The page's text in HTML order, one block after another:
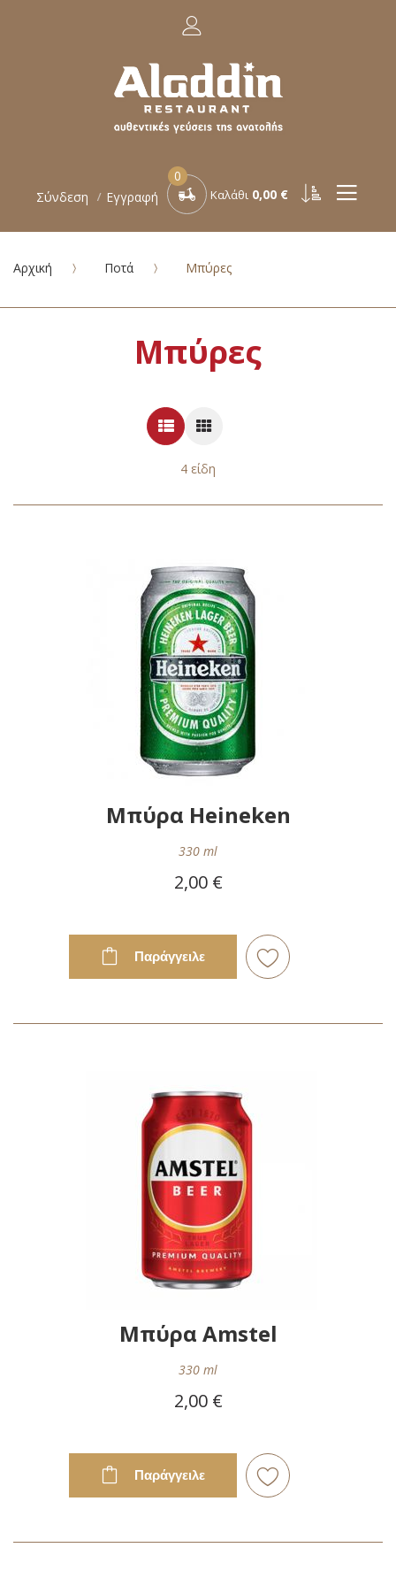
Σύνδεση Εγγραφή
0
Καλάθι 0,00 €
Αρχική Ποτά Μπύρες
Μπύρες
ΛίσταΠλέγμα
4 είδη
Μπύρα Heineken
330 ml
2,00 €
Παράγγειλε
Επιθυμιών
Μπύρα Amstel
330 ml
2,00 €
Παράγγειλε